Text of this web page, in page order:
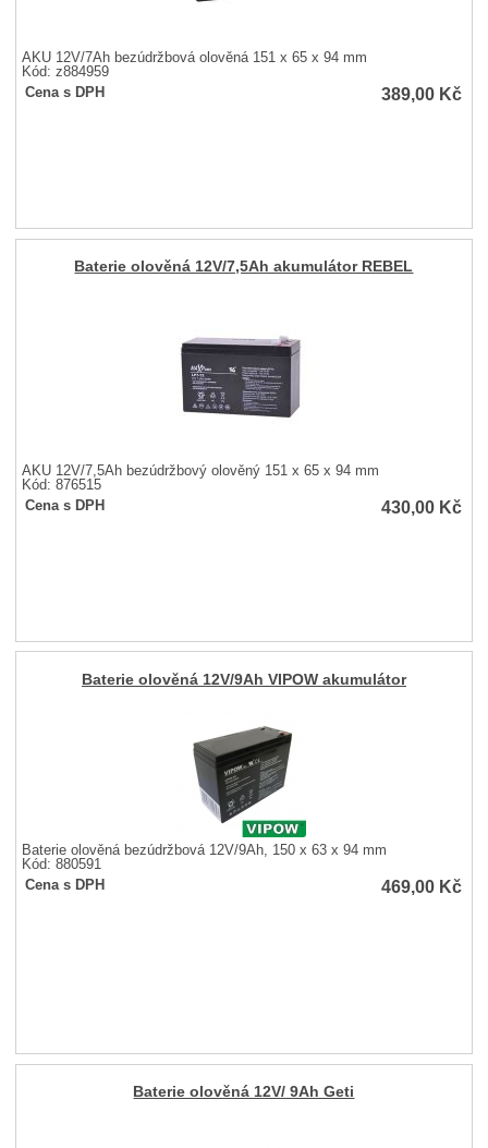
AKU 12V/7Ah bezúdržbová olověná 151 x 65 x 94 mm
Kód: z884959
Cena s DPH
389,00 Kč
Baterie olověná 12V/7,5Ah akumulátor REBEL
AKU 12V/7,5Ah bezúdržbový olověný 151 x 65 x 94 mm
Kód: 876515
Cena s DPH
430,00 Kč
Baterie olověná 12V/9Ah VIPOW akumulátor
Baterie olověná bezúdržbová 12V/9Ah, 150 x 63 x 94 mm
Kód: 880591
Cena s DPH
469,00 Kč
Baterie olověná 12V/ 9Ah Geti